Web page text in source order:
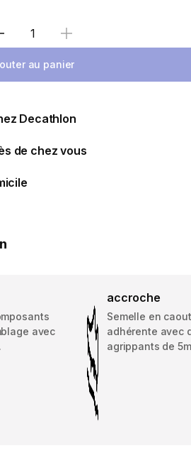
Sélectionnez la quantité
au panier
Decathlon
de chez vous
avec
accroche
Semelle en
adhérente avec
agrippants de